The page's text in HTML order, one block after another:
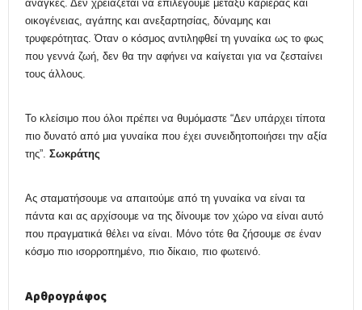
ανάγκες. Δεν χρειάζεται να επιλέγουμε μεταξύ καριέρας και
οικογένειας, αγάπης και ανεξαρτησίας, δύναμης και
τρυφερότητας. Όταν ο κόσμος αντιληφθεί τη γυναίκα ως το φως
που γεννά ζωή, δεν θα την αφήνει να καίγεται για να ζεσταίνει
τους άλλους.
Το κλείσιμο που όλοι πρέπει να θυμόμαστε “Δεν υπάρχει τίποτα
πιο δυνατό από μια γυναίκα που έχει συνειδητοποιήσει την αξία
της”. Σωκράτης
Ας σταματήσουμε να απαιτούμε από τη γυναίκα να είναι τα
πάντα και ας αρχίσουμε να της δίνουμε τον χώρο να είναι αυτό
που πραγματικά θέλει να είναι. Μόνο τότε θα ζήσουμε σε έναν
κόσμο πιο ισορροπημένο, πιο δίκαιο, πιο φωτεινό.
Αρθρογράφος